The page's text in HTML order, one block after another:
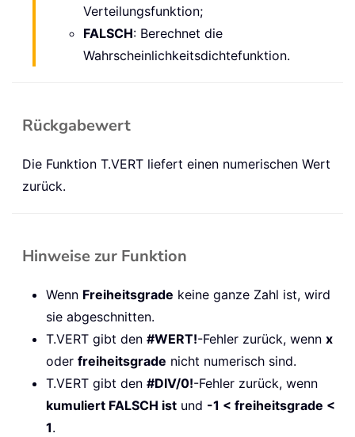
Verteilungsfunktion;
FALSCH: Berechnet die
Wahrscheinlichkeitsdichtefunktion.
Rückgabewert
Die Funktion T.VERT liefert einen numerischen Wert
zurück.
Hinweise zur Funktion
Wenn Freiheitsgrade keine ganze Zahl ist, wird
sie abgeschnitten.
T.VERT gibt den #WERT!-Fehler zurück, wenn x
oder freiheitsgrade nicht numerisch sind.
T.VERT gibt den #DIV/0!-Fehler zurück, wenn
kumuliert FALSCH ist und -1 < freiheitsgrade <
1.